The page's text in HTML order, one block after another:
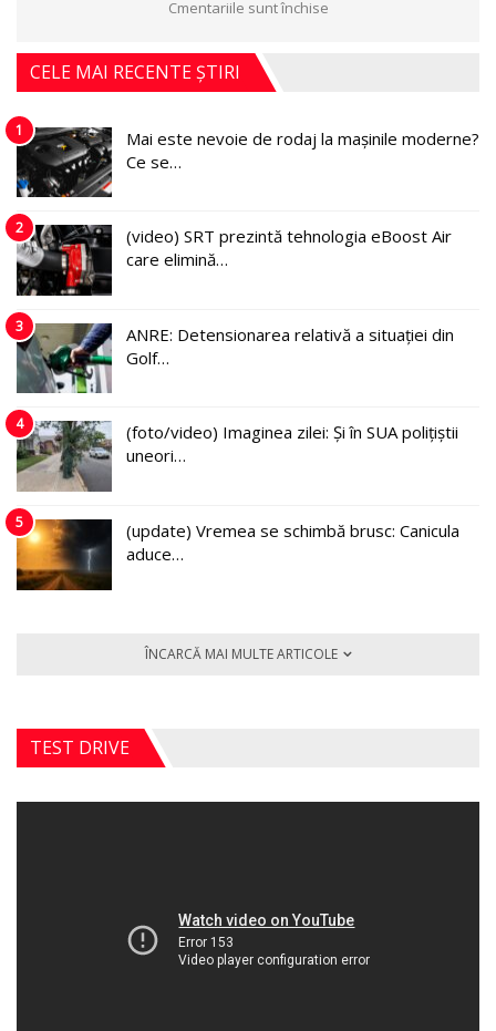
Cmentariile sunt închise
CELE MAI RECENTE ȘTIRI
1
Mai este nevoie de rodaj la mașinile moderne?
Ce se…
2
(video) SRT prezintă tehnologia eBoost Air
care elimină…
3
ANRE: Detensionarea relativă a situației din
Golf…
4
(foto/video) Imaginea zilei: Și în SUA polițiștii
uneori…
5
(update) Vremea se schimbă brusc: Canicula
aduce…
ÎNCARCĂ MAI MULTE ARTICOLE
TEST DRIVE